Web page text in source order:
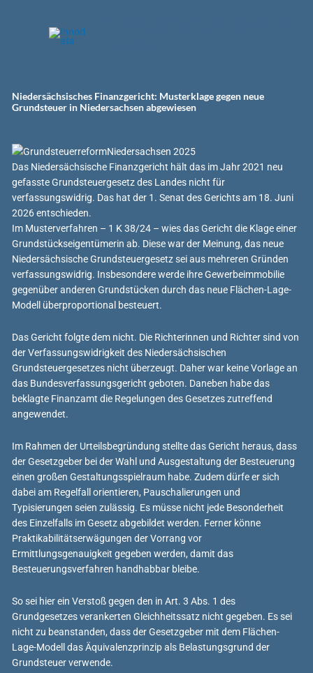
Niedersächsisches Finanzgericht: Musterklage gegen neue
Grundsteuer in Niedersachsen abgewiesen
Das Niedersächsische Finanzgericht hält das im Jahr 2021 neu
gefasste Grundsteuergesetz des Landes nicht für
verfassungswidrig. Das hat der 1. Senat des Gerichts am 18. Juni
2026 entschieden.
Im Musterverfahren – 1 K 38/24 – wies das Gericht die Klage einer
Grundstückseigentümerin ab. Diese war der Meinung, das neue
Niedersächsische Grundsteuergesetz sei aus mehreren Gründen
verfassungswidrig. Insbesondere werde ihre Gewerbeimmobilie
gegenüber anderen Grundstücken durch das neue Flächen-Lage-
Modell überproportional besteuert.
Das Gericht folgte dem nicht. Die Richterinnen und Richter sind von
der Verfassungswidrigkeit des Niedersächsischen
Grundsteuergesetzes nicht überzeugt. Daher war keine Vorlage an
das Bundesverfassungsgericht geboten. Daneben habe das
beklagte Finanzamt die Regelungen des Gesetzes zutreffend
angewendet.
Im Rahmen der Urteilsbegründung stellte das Gericht heraus, dass
der Gesetzgeber bei der Wahl und Ausgestaltung der Besteuerung
einen großen Gestaltungsspielraum habe. Zudem dürfe er sich
dabei am Regelfall orientieren, Pauschalierungen und
Typisierungen seien zulässig. Es müsse nicht jede Besonderheit
des Einzelfalls im Gesetz abgebildet werden. Ferner könne
Praktikabilitätserwägungen der Vorrang vor
Ermittlungsgenauigkeit gegeben werden, damit das
Besteuerungsverfahren handhabbar bleibe.
So sei hier ein Verstoß gegen den in Art. 3 Abs. 1 des
Grundgesetzes verankerten Gleichheitssatz nicht gegeben. Es sei
nicht zu beanstanden, dass der Gesetzgeber mit dem Flächen-
Lage-Modell das Äquivalenzprinzip als Belastungsgrund der
Grundsteuer verwende.